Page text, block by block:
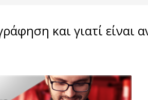
και γιατί είναι